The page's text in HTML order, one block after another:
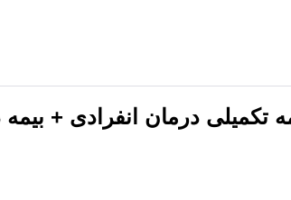
تکمیلی درمان انفرادی +